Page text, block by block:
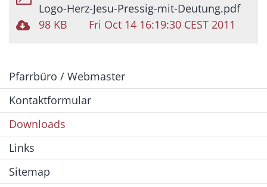
Logo-Herz-Jesu-Pressig-mit-Deutung.pdf
98 KB
Fri Oct 14 16:19:30 CEST 2011
Pfarrbüro / Webmaster
Kontaktformular
Downloads
Links
Sitemap